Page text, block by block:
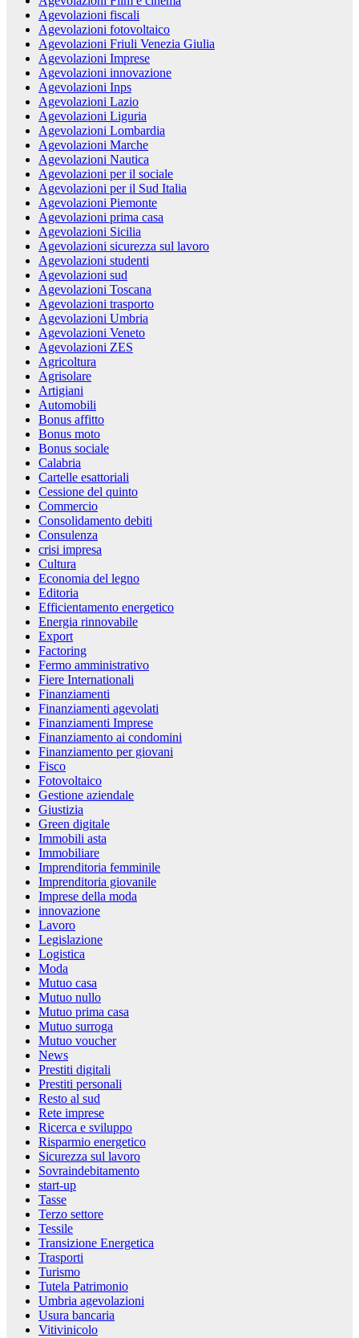
Agevolazioni fiscali
Agevolazioni fotovoltaico
Agevolazioni Friuli Venezia Giulia
Agevolazioni Imprese
Agevolazioni innovazione
Agevolazioni Inps
Agevolazioni Lazio
Agevolazioni Liguria
Agevolazioni Lombardia
Agevolazioni Marche
Agevolazioni Nautica
Agevolazioni per il sociale
Agevolazioni per il Sud Italia
Agevolazioni Piemonte
Agevolazioni prima casa
Agevolazioni Sicilia
Agevolazioni sicurezza sul lavoro
Agevolazioni studenti
Agevolazioni sud
Agevolazioni Toscana
Agevolazioni trasporto
Agevolazioni Umbria
Agevolazioni Veneto
Agevolazioni ZES
Agricoltura
Agrisolare
Artigiani
Automobili
Bonus affitto
Bonus moto
Bonus sociale
Calabria
Cartelle esattoriali
Cessione del quinto
Commercio
Consolidamento debiti
Consulenza
crisi impresa
Cultura
Economia del legno
Editoria
Efficientamento energetico
Energia rinnovabile
Export
Factoring
Fermo amministrativo
Fiere Internationali
Finanziamenti
Finanziamenti agevolati
Finanziamenti Imprese
Finanziamento ai condomini
Finanziamento per giovani
Fisco
Fotovoltaico
Gestione aziendale
Giustizia
Green digitale
Immobili asta
Immobiliare
Imprenditoria femminile
Imprenditoria giovanile
Imprese della moda
innovazione
Lavoro
Legislazione
Logistica
Moda
Mutuo casa
Mutuo nullo
Mutuo prima casa
Mutuo surroga
Mutuo voucher
News
Prestiti digitali
Prestiti personali
Resto al sud
Rete imprese
Ricerca e sviluppo
Risparmio energetico
Sicurezza sul lavoro
Sovraindebitamento
start-up
Tasse
Terzo settore
Tessile
Transizione Energetica
Trasporti
Turismo
Tutela Patrimonio
Umbria agevolazioni
Usura bancaria
Vitivinicolo